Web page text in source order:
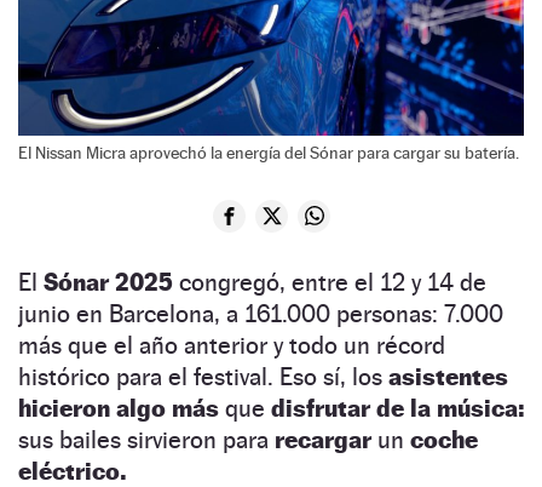
El Nissan Micra aprovechó la energía del Sónar para cargar su batería.
El Sónar 2025 congregó, entre el 12 y 14 de
junio en Barcelona, a 161.000 personas: 7.000
más que el año anterior y todo un récord
histórico para el festival. Eso sí, los asistentes
hicieron algo más que disfrutar de la música:
sus bailes sirvieron para recargar un coche
eléctrico.